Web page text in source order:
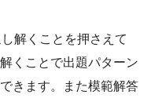
解くことを押さえて
くことで出題パターン
きます。また模範解答